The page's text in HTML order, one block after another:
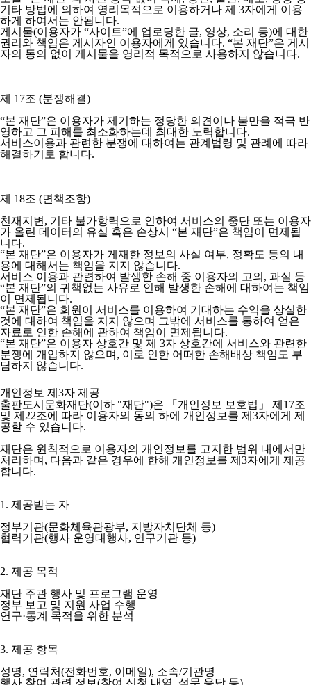
기타 방법에 의하여 영리목적으로 이용하거나 제 3자에게 이용
하게 하여서는 안됩니다.
게시물(이용자가 “사이트”에 업로딩한 글, 영상, 소리 등)에 대한
권리와 책임은 게시자인 이용자에게 있습니다. “본 재단”은 게시
자의 동의 없이 게시물을 영리적 목적으로 사용하지 않습니다.
제 17조 (분쟁해결)
“본 재단”은 이용자가 제기하는 정당한 의견이나 불만을 적극 반
영하고 그 피해를 최소화하는데 최대한 노력합니다.
서비스이용과 관련한 분쟁에 대하여는 관계법령 및 관례에 따라
해결하기로 합니다.
제 18조 (면책조항)
천재지변, 기타 불가항력으로 인하여 서비스의 중단 또는 이용자
가 올린 데이터의 유실 혹은 손상시 “본 재단”은 책임이 면제됩
니다.
“본 재단”은 이용자가 게재한 정보의 사실 여부, 정확도 등의 내
용에 대해서는 책임을 지지 않습니다.
서비스 이용과 관련하여 발생한 손해 중 이용자의 고의, 과실 등
“본 재단”의 귀책없는 사유로 인해 발생한 손해에 대하여는 책임
이 면제됩니다.
“본 재단”은 회원이 서비스를 이용하여 기대하는 수익을 상실한
것에 대하여 책임을 지지 않으며 그밖에 서비스를 통하여 얻은
자료로 인한 손해에 관하여 책임이 면제됩니다.
“본 재단”은 이용자 상호간 및 제 3자 상호간에 서비스와 관련한
분쟁에 개입하지 않으며, 이로 인한 어떠한 손해배상 책임도 부
담하지 않습니다.
개인정보 제3자 제공
출판도시문화재단(이하 "재단")은 「개인정보 보호법」 제17조
및 제22조에 따라 이용자의 동의 하에 개인정보를 제3자에게 제
공할 수 있습니다.
재단은 원칙적으로 이용자의 개인정보를 고지한 범위 내에서만
처리하며, 다음과 같은 경우에 한해 개인정보를 제3자에게 제공
합니다.
1. 제공받는 자
정부기관(문화체육관광부, 지방자치단체 등)
협력기관(행사 운영대행사, 연구기관 등)
2. 제공 목적
재단 주관 행사 및 프로그램 운영
정부 보고 및 지원 사업 수행
연구·통계 목적을 위한 분석
3. 제공 항목
성명, 연락처(전화번호, 이메일), 소속/기관명
행사 참여 관련 정보(참여 신청 내역, 설문 응답 등)